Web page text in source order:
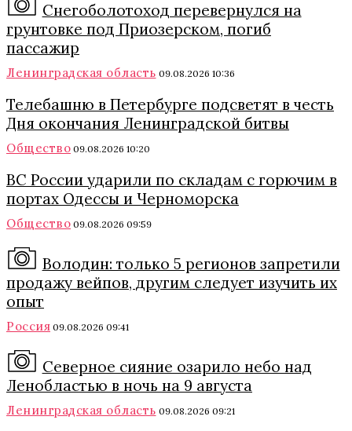
Снегоболотоход перевернулся на
грунтовке под Приозерском, погиб
пассажир
Ленинградская область 09.08.2026 10:36
Телебашню в Петербурге подсветят в честь
Дня окончания Ленинградской битвы
Общество 09.08.2026 10:20
ВС России ударили по складам с горючим в
портах Одессы и Черноморска
Общество 09.08.2026 09:59
Володин: только 5 регионов запретили
продажу вейпов, другим следует изучить их
опыт
Россия 09.08.2026 09:41
Северное сияние озарило небо над
Ленобластью в ночь на 9 августа
Ленинградская область 09.08.2026 09:21